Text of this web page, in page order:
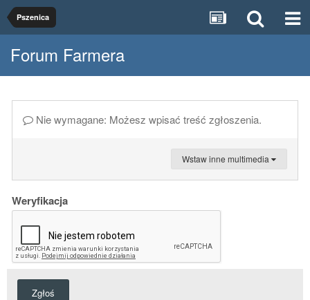
Pszenica
Forum Farmera
Nie wymagane: Możesz wpisać treść zgłoszenia.
Wstaw inne multimedia
Weryfikacja
Zgłoś